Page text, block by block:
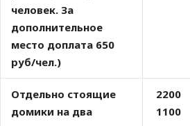
человек. За
дополнительное
место доплата 650
руб/чел.)
Отдельно стоящие
домики на два
2200
1100